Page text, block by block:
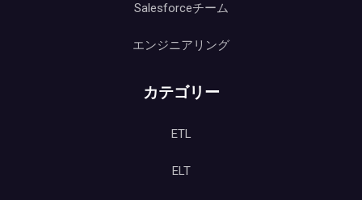
Salesforceチーム
エンジニアリング
カテゴリー
ETL
ELT